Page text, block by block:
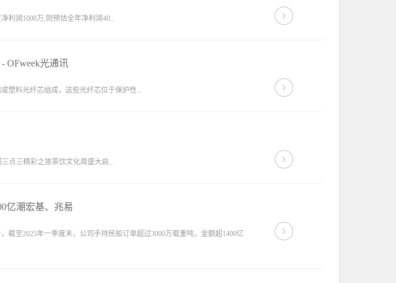
1000万,则预估全年净利润40...
OFweek光通讯
光纤芯组成，这些光纤芯位于保护性...
三精彩之旅茶饮文化周盛大启...
亿潮宏基、兆易
至2025年一季度末，公司手持民船订单超过3000万载重吨，金额超1400亿